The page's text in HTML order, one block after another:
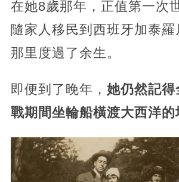
在她8歲那年，正值第一次
隨家人移民到西班牙加泰
那里度過了余生。
即便到了晚年， 她仍然記
戰期間坐輪船橫渡大西洋的